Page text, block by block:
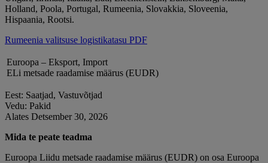
Holland, Poola, Portugal, Rumeenia, Slovakkia, Sloveenia,
Hispaania, Rootsi.
Rumeenia valitsuse logistikatasu PDF
Euroopa – Eksport, Import
ELi metsade raadamise määrus (EUDR)
Eest: Saatjad, Vastuvõtjad
Vedu: Pakid
Alates Detsember 30, 2026
Mida te peate teadma
Euroopa Liidu metsade raadamise määrus (EUDR) on osa Euroopa